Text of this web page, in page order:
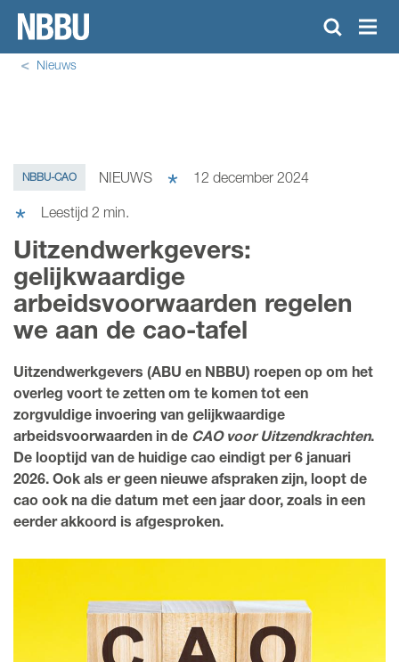
NIEUWS
OVER NBBU
ONZE LEDEN
DOWNLOAD CAO
MIJN NBBU
WORD LID
Nieuws
NBBU-CAO NIEUWS 12 december 2024
Leestijd 2 min.
Uitzendwerkgevers:
gelijkwaardige
arbeidsvoorwaarden regelen
we aan de cao-tafel
Uitzendwerkgevers (ABU en NBBU) roepen op om het
overleg voort te zetten om te komen tot een
zorgvuldige invoering van gelijkwaardige
arbeidsvoorwaarden in de CAO voor Uitzendkrachten.
De looptijd van de huidige cao eindigt per 6 januari
2026. Ook als er geen nieuwe afspraken zijn, loopt de
cao ook na die datum met een jaar door, zoals in een
eerder akkoord is afgesproken.